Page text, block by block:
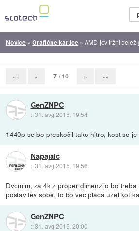
Novice »Grafične kartice »AMD-jev tržni delež
«« « 7 / 10 » »»
GenZNPC
::31. avg 2015, 19:54
1440p se bo preskočil tako hitro, kost se je
Napajalc
::31. avg 2015, 19:56
Dvomim, za 4k z proper dimenzijo bo
postavitev sobe, to bo več placa uzel kot
GenZNPC
::31. avg 2015, 20:00